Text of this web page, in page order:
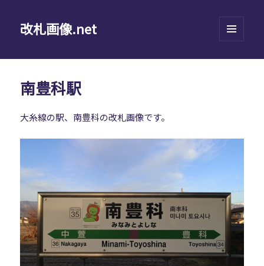
改札画像.net
ーとウ
南豊科駅
大糸線の駅、南豊科の改札画像です。